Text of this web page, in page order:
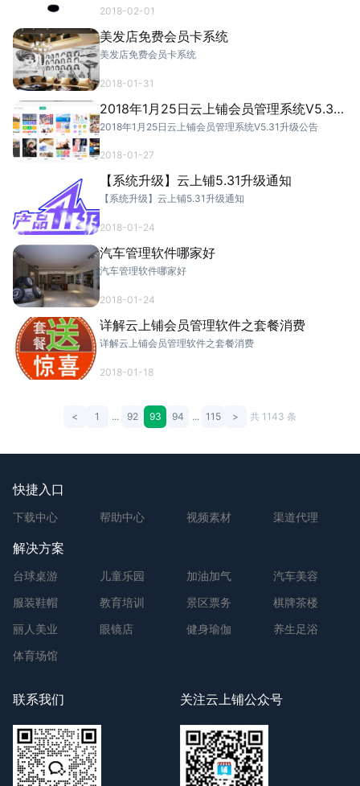
2018-02-01
美发店免费会员卡系统
美发店免费会员卡系统
2018-01-31
2018年1月25日云上铺会员管理系统V5.31
升级公告
2018年1月25日云上铺会员管理系统V5.31升级公告
2018-01-27
【系统升级】云上铺5.31升级通知
【系统升级】云上铺5.31升级通知
2018-01-24
汽车管理软件哪家好
汽车管理软件哪家好
2018-01-24
详解云上铺会员管理软件之套餐消费
详解云上铺会员管理软件之套餐消费
2018-01-18
< 1 ... 92 93 94 ... 115 > 共 1143 条
快捷入口
下载中心 帮助中心 视频素材 渠道代理
解决方案
台球桌游 儿童乐园 加油加气
汽车美容
服装鞋帽
教育培训 景区票务
棋牌茶楼
丽人美业
眼镜店 健身瑜伽
养生足浴
体育场馆
联系我们 关注云上铺公众号